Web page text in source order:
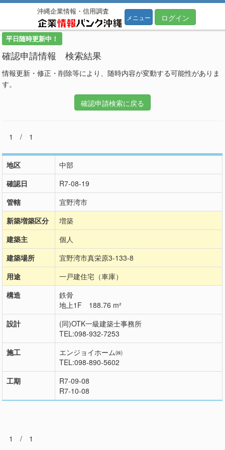
沖縄企業情報・信用調査
メニュー ログイン
平日随時更新中！
確認申請情報 検索結果
情報更新・修正・削除等により、随時内容が変動する可能性がありま
す。
確認申請検索に戻る
1 / 1
地区
中部
確認日
R7-08-19
管轄
宜野湾市
新築増築区分
増築
建築主
個人
建築場所
宜野湾市真栄原3-133-8
用途
一戸建住宅（車庫）
構造
鉄骨
地上1F 188.76 m²
設計
(同)OTK一級建築士事務所
TEL:098-932-7253
施工
エンジョイホーム㈱
TEL:098-890-5602
工期
R7-09-08
R7-10-08
1 / 1